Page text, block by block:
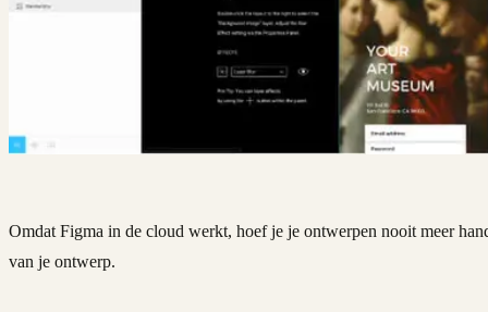
Omdat Figma in de cloud werkt, hoef je je ontwerpen nooit meer
van je ontwerp.